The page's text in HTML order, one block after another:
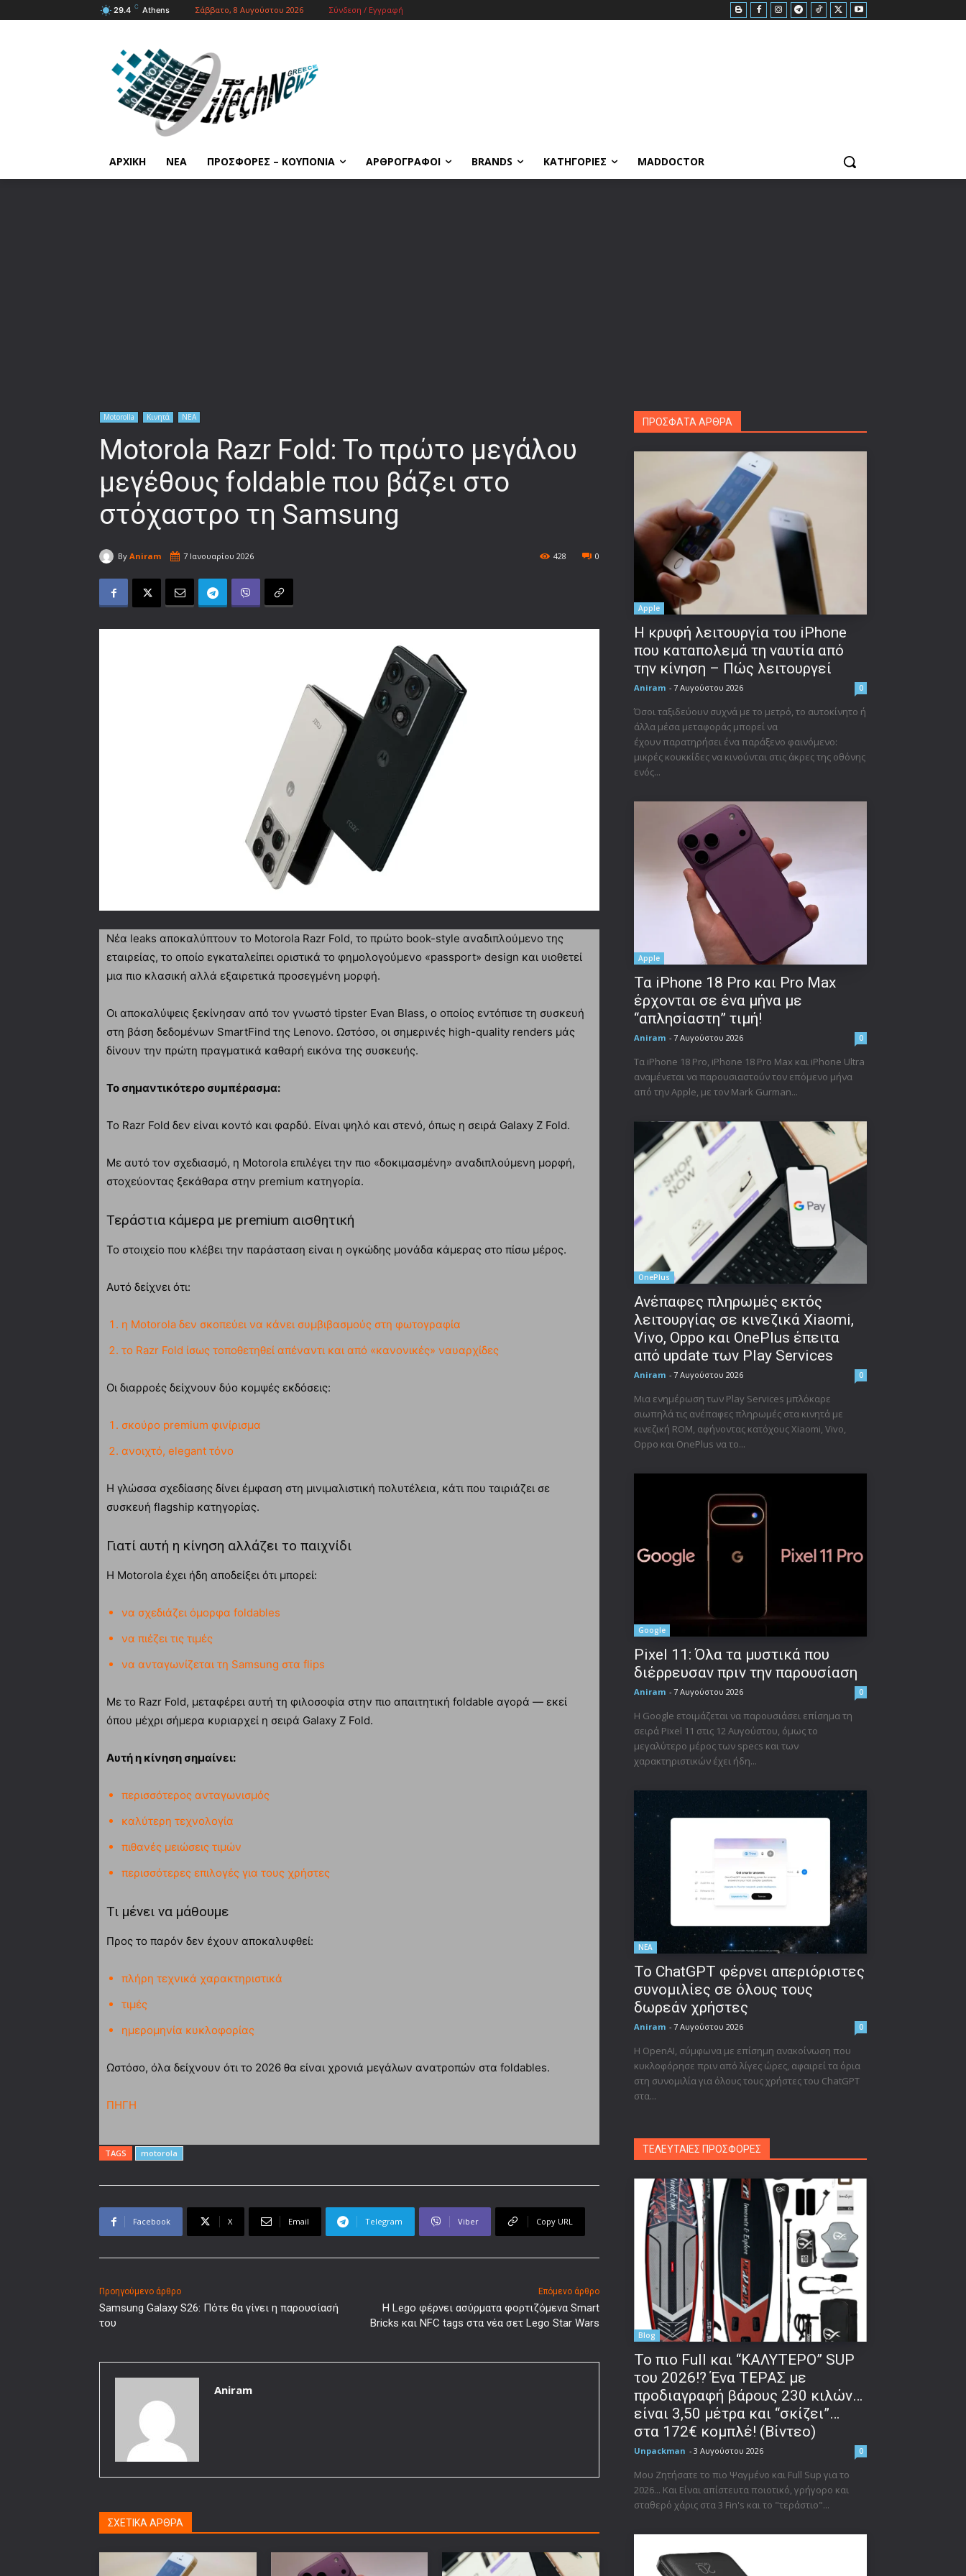
29.4 C Athens Σάββατο, 8 Αυγούστου 2026 Σύνδεση / Εγγραφή
ΑΡΧΙΚΗ ΝΕΑ ΠΡΟΣΦΟΡΕΣ – ΚΟΥΠΟΝΙΑ ΑΡΘΡΟΓΡΑΦΟΙ BRANDS ΚΑΤΗΓΟΡΙΕΣ MADDOCTOR
Motorolla Κινητά ΝΕΑ
Motorola Razr Fold: Το πρώτο μεγάλου
μεγέθους foldable που βάζει στο
στόχαστρο τη Samsung
By Aniram 7 Ιανουαρίου 2026 0
428
Νέα leaks αποκαλύπτουν το Motorola Razr Fold, το πρώτο book-style αναδιπλούμενο της
εταιρείας, το οποίο εγκαταλείπει οριστικά το φημολογούμενο «passport» design και υιοθετεί
μια πιο κλασική αλλά εξαιρετικά προσεγμένη μορφή.
Οι αποκαλύψεις ξεκίνησαν από τον γνωστό tipster Evan Blass, ο οποίος εντόπισε τη συσκευή
στη βάση δεδομένων SmartFind της Lenovo. Ωστόσο, οι σημερινές high-quality renders μάς
δίνουν την πρώτη πραγματικά καθαρή εικόνα της συσκευής.
Το σημαντικότερο συμπέρασμα:
Το Razr Fold δεν είναι κοντό και φαρδύ. Είναι ψηλό και στενό, όπως η σειρά Galaxy Z Fold.
Με αυτό τον σχεδιασμό, η Motorola επιλέγει την πιο «δοκιμασμένη» αναδιπλούμενη μορφή,
στοχεύοντας ξεκάθαρα στην premium κατηγορία.
Τεράστια κάμερα με premium αισθητική
Το στοιχείο που κλέβει την παράσταση είναι η ογκώδης μονάδα κάμερας στο πίσω μέρος.
Αυτό δείχνει ότι:
η Motorola δεν σκοπεύει να κάνει συμβιβασμούς στη φωτογραφία
το Razr Fold ίσως τοποθετηθεί απέναντι και από «κανονικές» ναυαρχίδες
Οι διαρροές δείχνουν δύο κομψές εκδόσεις:
σκούρο premium φινίρισμα
ανοιχτό, elegant τόνο
Η γλώσσα σχεδίασης δίνει έμφαση στη μινιμαλιστική πολυτέλεια, κάτι που ταιριάζει σε
συσκευή flagship κατηγορίας.
Γιατί αυτή η κίνηση αλλάζει το παιχνίδι
Η Motorola έχει ήδη αποδείξει ότι μπορεί:
να σχεδιάζει όμορφα foldables
να πιέζει τις τιμές
να ανταγωνίζεται τη Samsung στα flips
Με το Razr Fold, μεταφέρει αυτή τη φιλοσοφία στην πιο απαιτητική foldable αγορά — εκεί
όπου μέχρι σήμερα κυριαρχεί η σειρά Galaxy Z Fold.
Αυτή η κίνηση σημαίνει:
περισσότερος ανταγωνισμός
καλύτερη τεχνολογία
πιθανές μειώσεις τιμών
περισσότερες επιλογές για τους χρήστες
Τι μένει να μάθουμε
Προς το παρόν δεν έχουν αποκαλυφθεί:
πλήρη τεχνικά χαρακτηριστικά
τιμές
ημερομηνία κυκλοφορίας
Ωστόσο, όλα δείχνουν ότι το 2026 θα είναι χρονιά μεγάλων ανατροπών στα foldables.
ΠΗΓΗ
TAGS motorola
Facebook X Email Telegram Viber Copy URL
Προηγούμενο άρθρο
Samsung Galaxy S26: Πότε θα γίνει η παρουσίασή
του
Επόμενο άρθρο
Η Lego φέρνει ασύρματα φορτιζόμενα Smart
Bricks και NFC tags στα νέα σετ Lego Star Wars
Aniram
ΣΧΕΤΙΚΑ ΑΡΘΡΑ
ΠΡΟΣΦΑΤΑ ΑΡΘΡΑ
Apple
Η κρυφή λειτουργία του iPhone
που καταπολεμά τη ναυτία από
την κίνηση – Πώς λειτουργεί
Aniram - 7 Αυγούστου 2026 0
Όσοι ταξιδεύουν συχνά με το μετρό, το αυτοκίνητο ή
άλλα μέσα μεταφοράς μπορεί να
έχουν παρατηρήσει ένα παράξενο φαινόμενο:
μικρές κουκκίδες να κινούνται στις άκρες της οθόνης
ενός...
Apple
Τα iPhone 18 Pro και Pro Max
έρχονται σε ένα μήνα με
“απλησίαστη” τιμή!
Aniram - 7 Αυγούστου 2026 0
Τα iPhone 18 Pro, iPhone 18 Pro Max και iPhone Ultra
αναμένεται να παρουσιαστούν τον επόμενο μήνα
από την Apple, με τον Mark Gurman...
OnePlus
Ανέπαφες πληρωμές εκτός
λειτουργίας σε κινεζικά Xiaomi,
Vivo, Oppo και OnePlus έπειτα
από update των Play Services
Aniram - 7 Αυγούστου 2026 0
Μια ενημέρωση των Play Services μπλόκαρε
σιωπηλά τις ανέπαφες πληρωμές στα κινητά με
κινεζική ROM, αφήνοντας κατόχους Xiaomi, Vivo,
Oppo και OnePlus να το...
Google
Pixel 11: Όλα τα μυστικά που
διέρρευσαν πριν την παρουσίαση
Aniram - 7 Αυγούστου 2026 0
Η Google ετοιμάζεται να παρουσιάσει επίσημα τη
σειρά Pixel 11 στις 12 Αυγούστου, όμως το
μεγαλύτερο μέρος των specs και των
χαρακτηριστικών έχει ήδη...
ΝΕΑ
Το ChatGPT φέρνει απεριόριστες
συνομιλίες σε όλους τους
δωρεάν χρήστες
Aniram - 7 Αυγούστου 2026 0
Η OpenAI, σύμφωνα με επίσημη ανακοίνωση που
κυκλοφόρησε πριν από λίγες ώρες, αφαιρεί τα όρια
στη συνομιλία για όλους τους χρήστες του ChatGPT
στα...
ΤΕΛΕΥΤΑΙΕΣ ΠΡΟΣΦΟΡΕΣ
Blog
To πιο Full και “ΚΑΛΥΤΕΡΟ” SUP
του 2026!? Ένα ΤΕΡΑΣ με
προδιαγραφή βάρους 230 κιλών…
είναι 3,50 μέτρα και “σκίζει”…
στα 172€ κομπλέ! (Βίντεο)
Unpackman - 3 Αυγούστου 2026 0
Μου Ζητήσατε το πιο Ψαγμένο και Full Sup για το
2026... Και Είναι απίστευτα ποιοτικό, γρήγορο και
σταθερό χάρις στα 3 Fin's και το "τεράστιο"...